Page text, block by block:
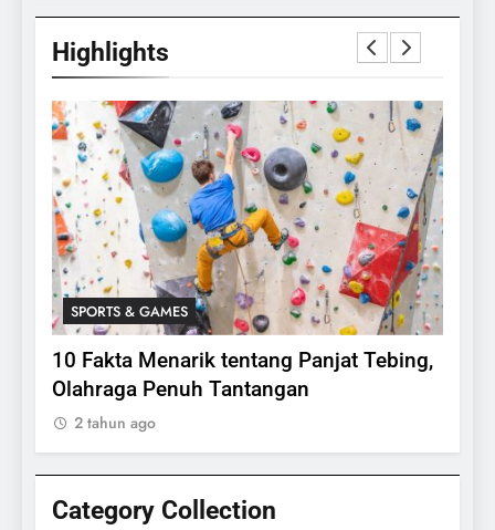
Highlights
SPORTS & GAMES
10 Fakta Menarik tentang Panjat Tebing,
Olahraga Penuh Tantangan
2 tahun ago
Category Collection